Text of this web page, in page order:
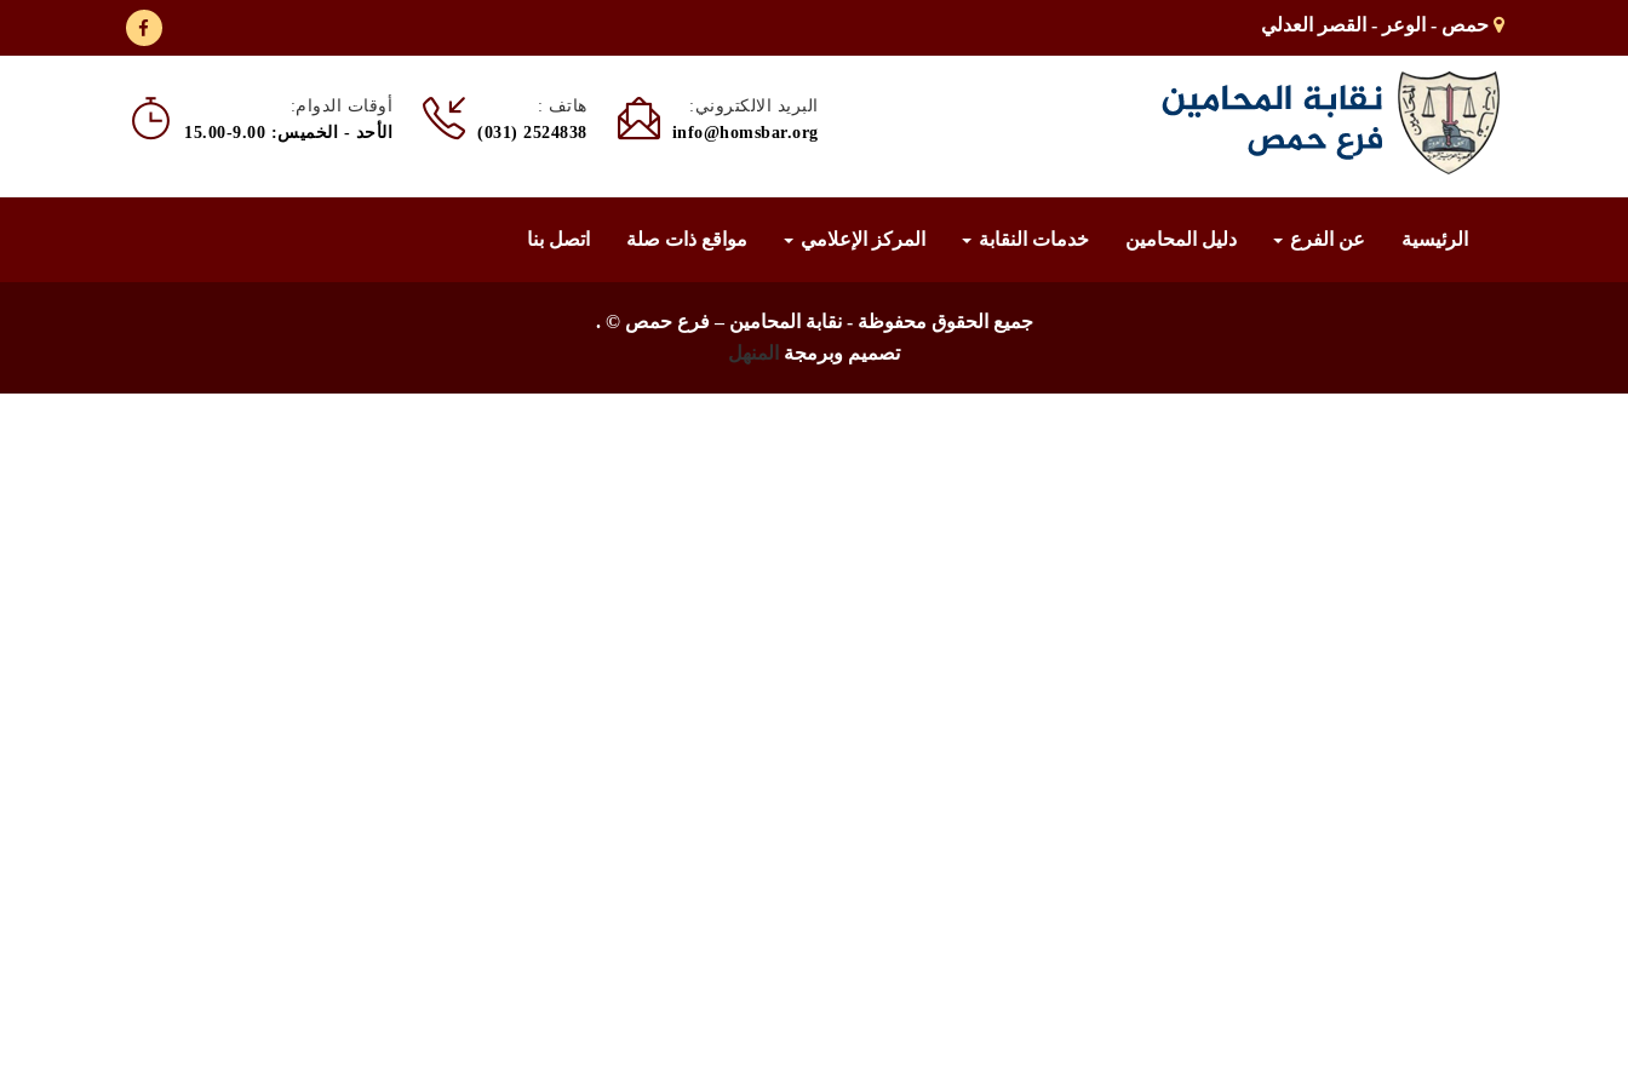
حمص - الوعر - القصر العدلي
أوقات الدوام:
الأحد - الخميس: 9.00-15.00
هاتف :
(031) 2524838
البريد الالكتروني:
info@homsbar.org
الرئيسية عن الفرع دليل المحامين خدمات النقابة المركز الإعلامي مواقع ذات صلة اتصل بنا
جميع الحقوق محفوظة - نقابة المحامين – فرع حمص ©.
تصميم وبرمجة
المنهل